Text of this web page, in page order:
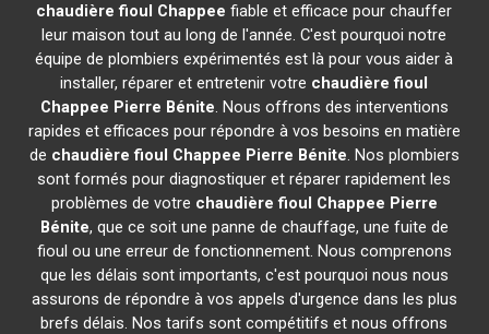
chaudière fioul Chappee fiable et efficace pour chauffer
leur maison tout au long de l'année. C'est pourquoi notre
équipe de plombiers expérimentés est là pour vous aider à
installer, réparer et entretenir votre chaudière fioul
Chappee Pierre Bénite. Nous offrons des interventions
rapides et efficaces pour répondre à vos besoins en matière
de chaudière fioul Chappee Pierre Bénite. Nos plombiers
sont formés pour diagnostiquer et réparer rapidement les
problèmes de votre chaudière fioul Chappee Pierre
Bénite, que ce soit une panne de chauffage, une fuite de
fioul ou une erreur de fonctionnement. Nous comprenons
que les délais sont importants, c'est pourquoi nous nous
assurons de répondre à vos appels d'urgence dans les plus
brefs délais. Nos tarifs sont compétitifs et nous offrons